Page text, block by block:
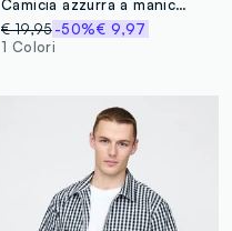
Camicia azzurra a maniche corte con colletto button down
€ 19,95 -50%€ 9,97
1 Colori